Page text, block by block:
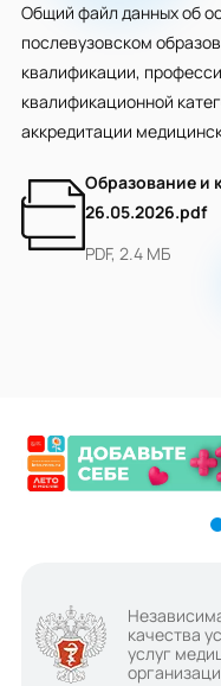
Общий файл данных об
послевузовском
квалификации,
квалификационной
аккредитации
Образование и
26.05.2026.pdf
PDF, 2.4 МБ
качества
услуг